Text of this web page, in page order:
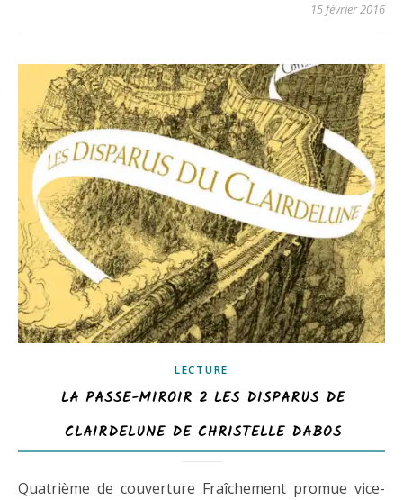
15 février 2016
LECTURE
LA PASSE-MIROIR 2 LES DISPARUS DE
CLAIRDELUNE DE CHRISTELLE DABOS
Quatrième de couverture Fraîchement promue vice-